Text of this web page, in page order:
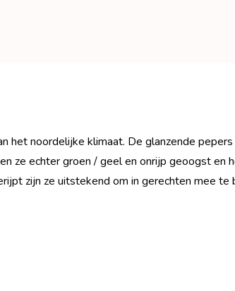
het noordelijke klimaat. De glanzende
ze echter groen / geel en onrijp geoogst en
zijn ze uitstekend om in gerechten mee te